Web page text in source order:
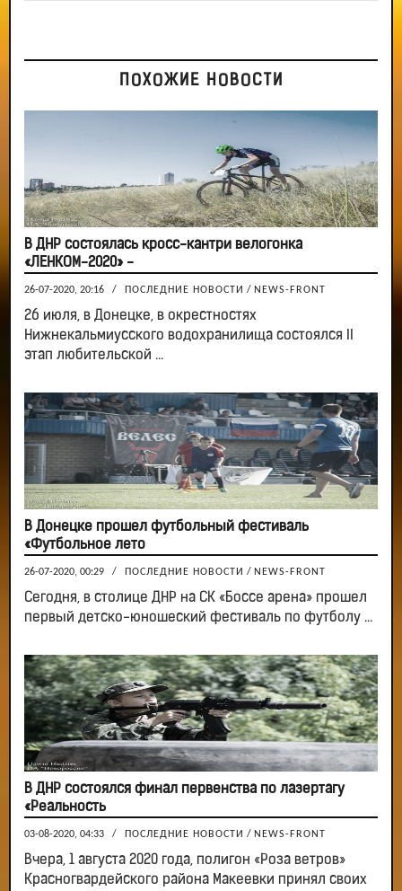
ПОХОЖИЕ НОВОСТИ
В ДНР состоялась кросс-кантри велогонка
«ЛЕНКОМ-2020» -
26-07-2020, 20:16 / ПОСЛЕДНИЕ НОВОСТИ / NEWS-FRONT
26 июля, в Донецке, в окрестностях
Нижнекальмиусского водохранилища состоялся II
этап любительской ...
В Донецке прошел футбольный фестиваль
«Футбольное лето
26-07-2020, 00:29 / ПОСЛЕДНИЕ НОВОСТИ / NEWS-FRONT
Сегодня, в столице ДНР на СК «Боссе арена» прошел
первый детско-юношеский фестиваль по футболу ...
В ДНР состоялся финал первенства по лазертагу
«Реальность
03-08-2020, 04:33 / ПОСЛЕДНИЕ НОВОСТИ / NEWS-FRONT
Вчера, 1 августа 2020 года, полигон «Роза ветров»
Красногвардейского района Макеевки принял своих